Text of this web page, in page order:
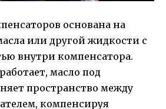
основана на
или другой жидкости с
внутри компенсатора.
масло под
пространство между
компенсируя